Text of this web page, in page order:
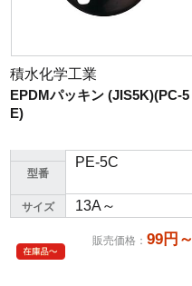
積水化学工業
EPDMパッキン (JIS5K)(PC-5
E)
型番
PE-5C
サイズ 13A～
販売価格 ： 99円～